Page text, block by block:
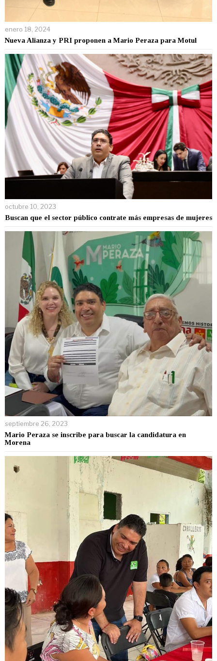
enero 18, 2024
Nueva Alianza y PRI proponen a Mario Peraza para Motul
octubre 10, 2023
Buscan que el sector público contrate más empresas de mujeres
septiembre 26, 2023
Mario Peraza se inscribe para buscar la candidatura en
Morena